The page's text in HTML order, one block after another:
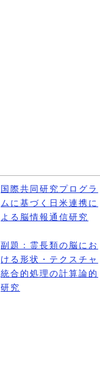
国際共同研究プログラ
ムに基づく日米連携に
よる脳情報通信研究
副題：霊長類の脳にお
ける形状・テクスチャ
統合的処理の計算論的
研究